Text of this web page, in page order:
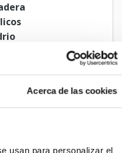
Acerca de las cookies
usan para personalizar el
distintos de los